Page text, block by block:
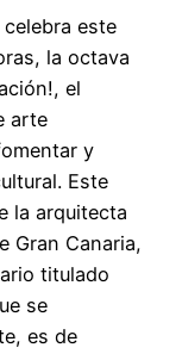
este
la octava
el
arte
y
Este
la arquitecta
Gran Canaria,
titulado
se
es de